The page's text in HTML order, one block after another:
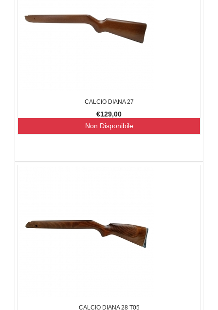
CALCIO DIANA 27
€129,00
Non Disponibile
CALCIO DIANA 28 T05